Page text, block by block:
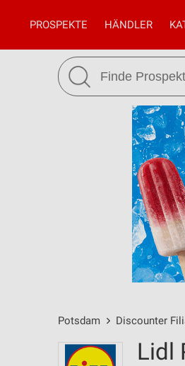
PROSPEKTE HÄNDLER
Potsdam Discounter
Lidl